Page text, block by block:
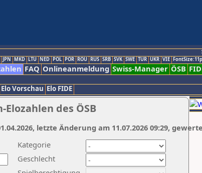
JPN MKD LTU NED POL POR ROU RUS SRB SVK SWE TUR UKR VIE
FAQ Onlineanmeldung Swiss-Manager ÖSB
Elo Vorschau Elo FIDE
des ÖSB
Kategorie
Geschlecht
letzte Änderung am 11.07.2026 09:29,